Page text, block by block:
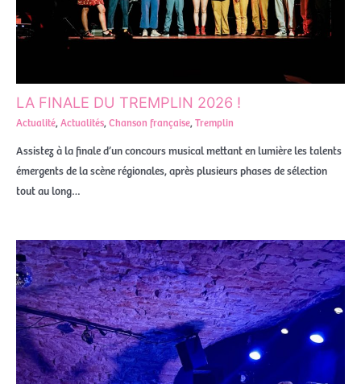
LA FINALE DU TREMPLIN 2026 !
Actualité, Actualités, Chanson française, Tremplin
Assistez à la finale d’un concours musical mettant en lumière les talents
émergents de la scène régionales, après plusieurs phases de sélection
tout au long…